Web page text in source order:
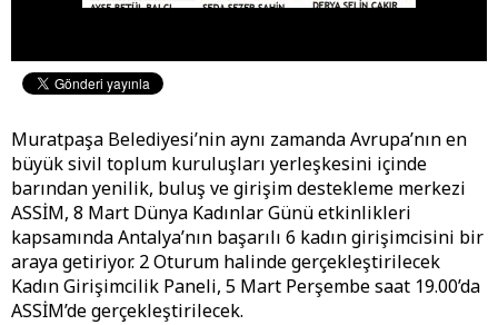
Muratpaşa Belediyesi’nin aynı zamanda Avrupa’nın en
büyük sivil toplum kuruluşları yerleşkesini içinde
barından yenilik, buluş ve girişim destekleme merkezi
ASSİM, 8 Mart Dünya Kadınlar Günü etkinlikleri
kapsamında Antalya’nın başarılı 6 kadın girişimcisini bir
araya getiriyor. 2 Oturum halinde gerçekleştirilecek
Kadın Girişimcilik Paneli, 5 Mart Perşembe saat 19.00’da
ASSİM’de gerçekleştirilecek.